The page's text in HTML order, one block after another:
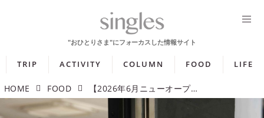
TRIP ACTIVITY COLUMN FOOD LIFE
HOME FOOD 【2026年6月ニューオープン】フレンチカフェや台湾式火鍋！ 新メニューも楽しめるレストランやカフェを紹介